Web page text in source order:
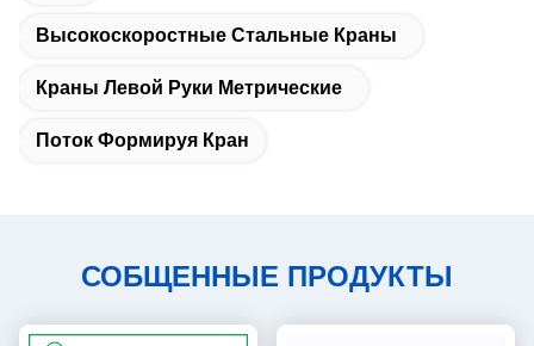
Высокоскоростные Стальные Краны
Краны Левой Руки Метрические
Поток Формируя Кран
СОБЩЕННЫЕ ПРОДУКТЫ